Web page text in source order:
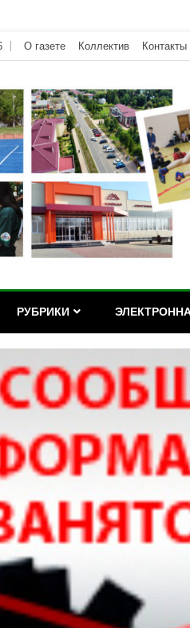
О газете Коллектив Контакты
газета
РУБРИКИ